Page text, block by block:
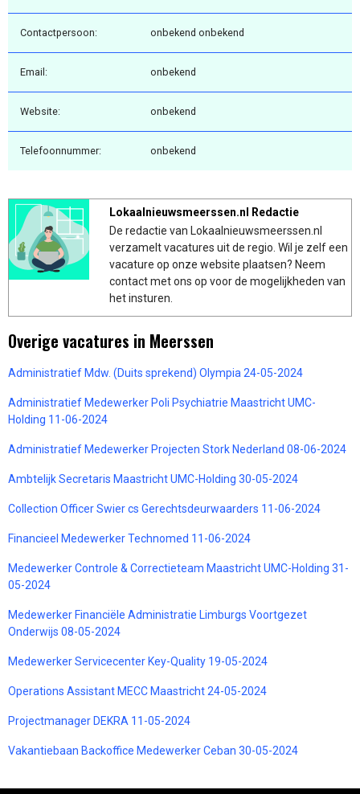
Contactpersoon: onbekend onbekend
Email: onbekend
Website: onbekend
Telefoonnummer: onbekend
Lokaalnieuwsmeerssen.nl Redactie
De redactie van Lokaalnieuwsmeerssen.nl
verzamelt vacatures uit de regio. Wil je zelf een
vacature op onze website plaatsen? Neem
contact met ons op voor de mogelijkheden van
het insturen.
Overige vacatures in Meerssen
Administratief Mdw. (Duits sprekend) Olympia 24-05-2024
Administratief Medewerker Poli Psychiatrie Maastricht UMC-
Holding 11-06-2024
Administratief Medewerker Projecten Stork Nederland 08-06-2024
Ambtelijk Secretaris Maastricht UMC-Holding 30-05-2024
Collection Officer Swier cs Gerechtsdeurwaarders 11-06-2024
Financieel Medewerker Technomed 11-06-2024
Medewerker Controle & Correctieteam Maastricht UMC-Holding 31-
05-2024
Medewerker Financiële Administratie Limburgs Voortgezet
Onderwijs 08-05-2024
Medewerker Servicecenter Key-Quality 19-05-2024
Operations Assistant MECC Maastricht 24-05-2024
Projectmanager DEKRA 11-05-2024
Vakantiebaan Backoffice Medewerker Ceban 30-05-2024